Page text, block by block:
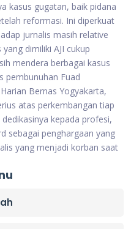
kasus gugatan, baik pidana
reformasi. Ini diperkuat
jurnalis masih relative
dimiliki AJI cukup
mendera berbagai kasus
pembunuhan Fuad
Bernas Yogyakarta,
atas perkembangan tiap
kepada profesi,
sebagai penghargaan yang
yang menjadi korban saat